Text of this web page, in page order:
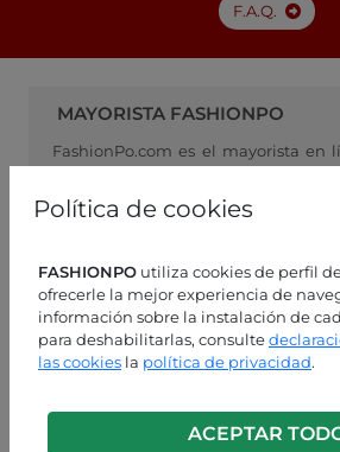
Política de cookies
FASHIONPO utiliza cookies de perfil
ofrecerle la mejor experiencia de
información sobre la instalación de
para deshabilitarlas, consulte
las cookies la política de privacidad.
ACEPTAR
F.A.Q.
MAYORISTA FASHIONPO
FashionPo.com es el mayorista en
vínculo ideal entre los
mujeres y los minoristas. Compre
manténgase al día con la última
ASISTENCIA AL CLIENTE
LUN-VIE 9:00 - 13:00 / 14:00 - 18:00
+39 0574 729286